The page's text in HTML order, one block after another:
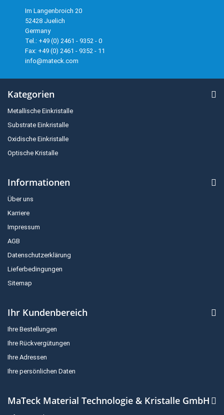
Im Langenbroich 20
52428 Juelich
Germany
Tel.: +49 (0) 2461 - 9352 - 0
Fax: +49 (0) 2461 - 9352 - 11
info@mateck.com
Kategorien
Metallische Einkristalle
Substrate Einkristalle
Oxidische Einkristalle
Optische Kristalle
Informationen
Über uns
Karriere
Impressum
AGB
Datenschutzerklärung
Lieferbedingungen
Sitemap
Ihr Kundenbereich
Ihre Bestellungen
Ihre Rückvergütungen
Ihre Adressen
Ihre persönlichen Daten
MaTeck Material Technologie & Kristalle GmbH